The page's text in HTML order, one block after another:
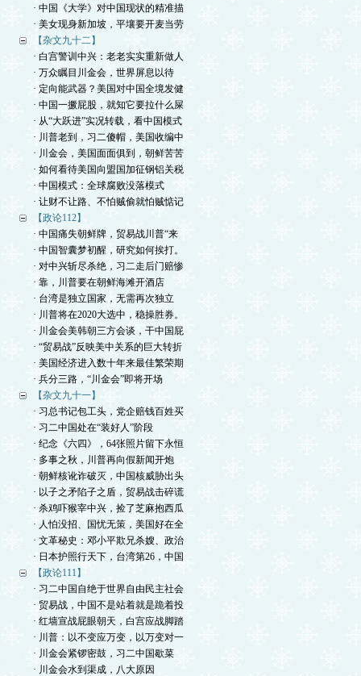
· 中国《大学》对中国现状的精准描
· 美女现身新加坡，平壤要开麦当劳
【杂文九十二】
· 白宫警训中兴：老老实实重新做人
· 万众瞩目川金会，世界屏息以待
· 定向能武器？美国对中国全境发健
· 中国一撅屁股，就知它要拉什么屎
· 从“大跃进”实况转载，看中国模式
· 川普老到，习二傻帽，美国收编中
· 川金会，美国面面俱到，朝鲜苦苦
· 如何看待美国向盟国加征钢铝关税
· 中国模式：全球腐败没落模式
· 让财不让路、不怕贼偷就怕贼惦记
【政论112】
· 中国痛失朝鲜牌，贸易战川普“来
· 中国智囊梦初醒，研究如何挨打。
· 对中兴斩尽杀绝，习二走后门赔惨
· 靠，川普要在朝鲜海滩开酒店
· 台湾是独立国家，无需再次独立
· 川普将在2020大选中，稳操胜券。
· 川金会美韩朝三方会谈，干中国屁
· “贸易战”反映美中关系的巨大转折
· 美国经济进入数十年来最佳繁荣期
· 兵分三路，“川金会”即将开场
【杂文九十一】
· 习总书记包工头，党企赔钱百姓买
· 习二中国处在“装好人”阶段
· 纪念《六四》，64张照片留下永恒
· 多事之秋，川普再向假新闻开炮
· 朝鲜核讹诈破灭，中国核威胁出头
· 以子之矛陷子之盾，贸易战击碎谎
· 杀鸡吓猴宰中兴，捡了芝麻抱西瓜
· 人怕没招、国忧无策，美国好在全
· 文革秘史：邓小平欺兄杀嫂、政治
· 日本护照行天下，台湾第26，中国
【政论111】
· 习二中国自绝于世界自由民主社会
· 贸易战，中国不是站着就是跪着投
· 红墙宣战屁眼朝天，白宫应战脚踏
· 川普：以不变应万变，以万变对一
· 川金会紧锣密鼓，习二中国歇菜
· 川金会水到渠成，八大原因